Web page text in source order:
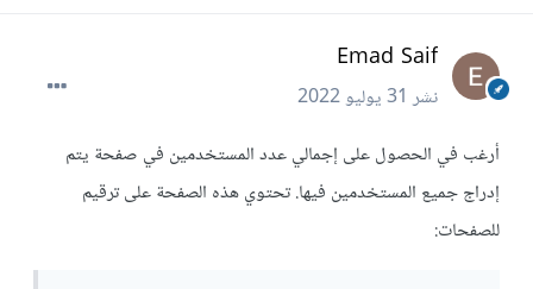
Emad Saif
نشر31 يوليو 2022
أرغب في الحصول على إجمالي عدد المستخدمين في صفحة يتم
إدراج جميع المستخدمين فيها. تحتوي هذه الصفحة على ترقيم
للصفحات: